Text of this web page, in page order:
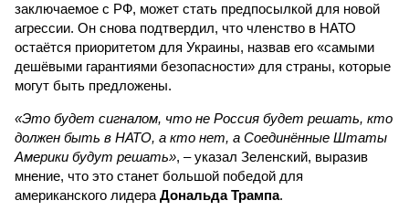
заключаемое с РФ, может стать предпосылкой для новой
агрессии. Он снова подтвердил, что членство в НАТО
остаётся приоритетом для Украины, назвав его «самыми
дешёвыми гарантиями безопасности» для страны, которые
могут быть предложены.
«Это будет сигналом, что не Россия будет решать, кто
должен быть в НАТО, а кто нет, а Соединённые Штаты
Америки будут решать», – указал Зеленский, выразив
мнение, что это станет большой победой для
американского лидера Дональда Трампа.